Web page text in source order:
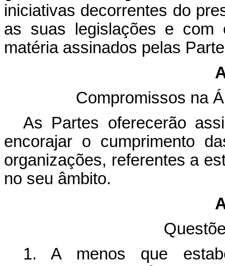
iniciativas decorrentes do
as suas legislações e com
matéria assinados pelas
Compromissos na
As Partes oferecerão
encorajar o cumprimento
organizações, referentes a
no seu âmbito.
1. A menos que